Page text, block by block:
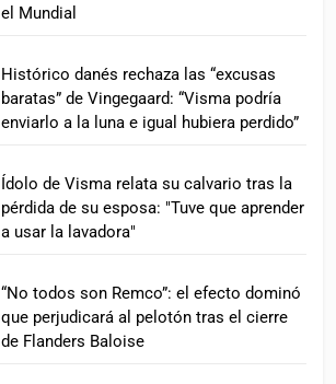
el Mundial
Histórico danés rechaza las “excusas
baratas” de Vingegaard: “Visma podría
enviarlo a la luna e igual hubiera perdido”
Ídolo de Visma relata su calvario tras la
pérdida de su esposa: "Tuve que aprender
a usar la lavadora"
“No todos son Remco”: el efecto dominó
que perjudicará al pelotón tras el cierre
de Flanders Baloise